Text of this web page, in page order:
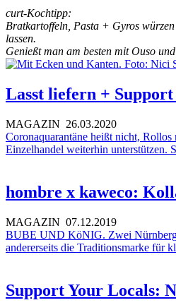
curt-Kochtipp:
Bratkartoffeln, Pasta + Gyros
lassen.
Genießt man am besten mit Ouso
Lasst liefern +
MAGAZIN 26.03.2020
Coronaquarantäne heißt nicht,
Einzelhandel weiterhin unterstützen.
hombre x kaweco:
MAGAZIN 07.12.2019
BUBE UND KöNIG. Zwei
andererseits die Traditionsmarke für
Support Your Locals: